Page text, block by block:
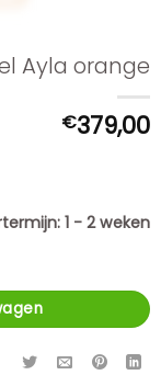
Ayla orange
€379,00
1 - 2 weken